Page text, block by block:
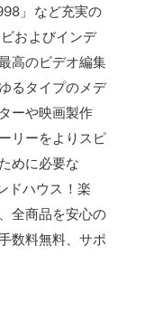
」など充実の
およびインデ
高のビデオ編集
るタイプのメデ
ーや映画製作
リーをよりスピ
めに必要な
ドハウス！楽
全商品を安心の
数料無料、サポ